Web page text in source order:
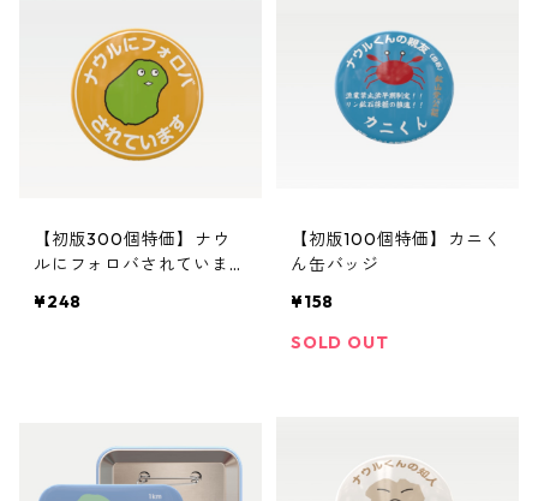
【初版300個特価】ナウ
ルにフォロバされています
¥248
【初版100個特価】カニく
ん缶バッジ
¥158
SOLD OUT